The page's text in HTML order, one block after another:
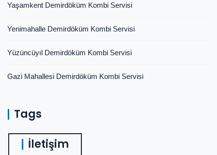
Yaşamkent Demirdöküm Kombi Servisi
Yenimahalle Demirdöküm Kombi Servisi
Yüzüncüyıl Demirdöküm Kombi Servisi
Gazi Mahallesi Demirdöküm Kombi Servisi
Tags
İletişim